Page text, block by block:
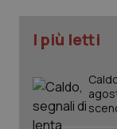
I più letti
tracking-
session-id